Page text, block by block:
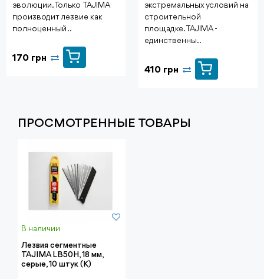
эволюции. Только TAJIMA
производит лезвие как
полноценный ..
170 грн
экстремальных условий на
строительной
площадке.TAJIMA -
единственны..
410 грн
ПРОСМОТРЕННЫЕ ТОВАРЫ
В наличии
Лезвия сегментные
TAJIMA LB50H, 18 мм,
серые, 10 штук (К)